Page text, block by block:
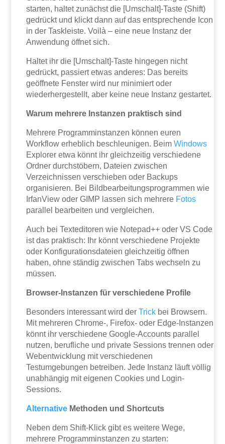
starten, haltet zunächst die [Umschalt]-Taste (Shift)
gedrückt und klickt dann auf das entsprechende Icon
in der Taskleiste. Voilà – eine neue Instanz der
Anwendung öffnet sich.
Haltet ihr die [Umschalt]-Taste hingegen nicht
gedrückt, passiert etwas anderes: Das bereits
geöffnete Fenster wird nur minimiert oder
wiederhergestellt, aber keine neue Instanz gestartet.
Warum mehrere Instanzen praktisch sind
Mehrere Programminstanzen können euren
Workflow erheblich beschleunigen. BeimWindows
Explorer etwa könnt ihr gleichzeitig verschiedene
Ordner durchstöbern, Dateien zwischen
Verzeichnissen verschieben oder Backups
organisieren. Bei Bildbearbeitungsprogrammen wie
IrfanView oder GIMP lassen sich mehrere Fotos
parallel bearbeiten und vergleichen.
Auch bei Texteditoren wie Notepad++ oder VS Code
ist das praktisch: Ihr könnt verschiedene Projekte
oder Konfigurationsdateien gleichzeitig öffnen
haben, ohne ständig zwischen Tabs wechseln zu
müssen.
Browser-Instanzen für verschiedene Profile
Besonders interessant wird derTrick bei Browsern.
Mit mehreren Chrome-, Firefox- oder Edge-Instanzen
könnt ihr verschiedene Google-Accounts parallel
nutzen, berufliche und private Sessions trennen oder
Webentwicklung mit verschiedenen
Testumgebungen betreiben. Jede Instanz läuft völlig
unabhängig mit eigenen Cookies und Login-
Sessions.
Alternative Methoden und Shortcuts
Neben dem Shift-Klick gibt es weitere Wege,
mehrere Programminstanzen zu starten: